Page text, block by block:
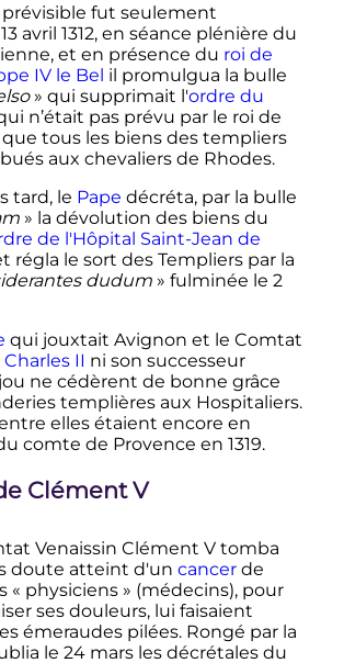
prévisible fut seulement
13 avril 1312, en séance plénière du
et en présence du roi de
IVle Bel il promulgua la bulle
» qui supprimait l'ordre du
n’était pas prévu par le roi de
tous les biens des templiers
aux chevaliers de Rhodes.
tard, le Pape décréta, par la bulle
» la dévolution des biens du
de l'Hôpital Saint-Jean de
régla le sort des Templiers par la
dudum » fulminée le 2
qui jouxtait Avignon et le Comtat
Charles II ni son successeur
ne cédèrent de bonne grâce
templières aux Hospitaliers.
elles étaient encore en
comte de Provence en 1319.
ClémentV
Venaissin Clément Vtomba
doute atteint d'un cancerde
« physiciens » (médecins), pour
ses douleurs, lui faisaient
émeraudes pilées. Rongé par la
le 24 marsles décrétales du